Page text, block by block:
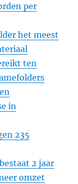
per
het meest
ten
in
235
2 jaar
omzet